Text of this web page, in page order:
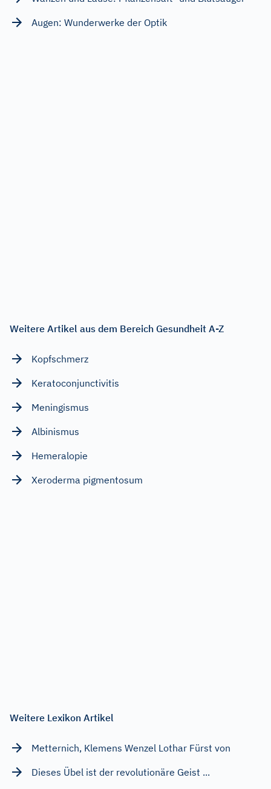
Augen: Wunderwerke der Optik
Weitere Artikel aus dem Bereich Gesundheit A-Z
Kopfschmerz
Keratoconjunctivitis
Meningismus
Albinismus
Hemeralopie
Xeroderma pigmentosum
Weitere Lexikon Artikel
Metternich, Klemens Wenzel Lothar Fürst von
Dieses Übel ist der revolutionäre Geist ...